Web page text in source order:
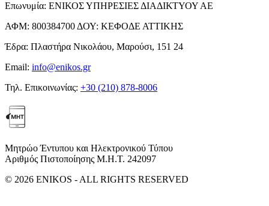
Επωνυμία: ΕΝΙΚΟΣ ΥΠΗΡΕΣΙΕΣ ΔΙΑΔΙΚΤΥΟΥ ΑΕ
ΑΦΜ: 800384700 ΔΟΥ: ΚΕΦΟΔΕ ΑΤΤΙΚΗΣ
Έδρα: Πλαστήρα Νικολάου, Μαρούσι, 151 24
Email: info@enikos.gr
Τηλ. Επικοινωνίας: +30 (210) 878-8006
Μητρώο Έντυπου και Ηλεκτρονικού Τύπου
Αριθμός Πιστοποίησης Μ.Η.Τ. 242097
© 2026 ENIKOS - ALL RIGHTS RESERVED